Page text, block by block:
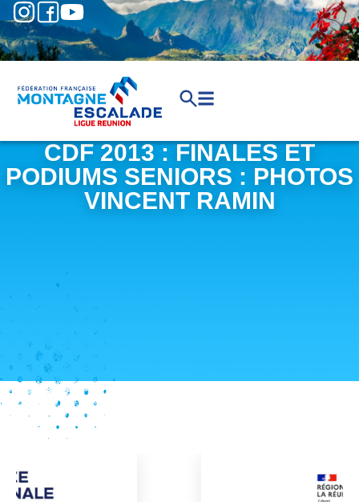
CDF 2013 : FINALES ET
PODIUMS SENIORS : PHOTOS
VINCENT RAMIN